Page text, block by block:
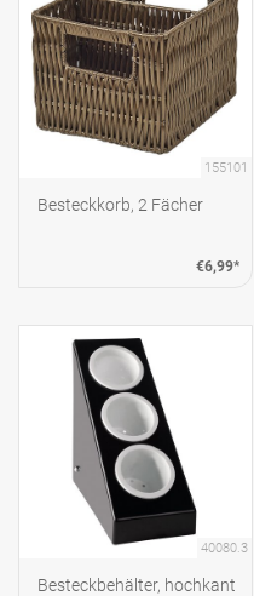
155101
Besteckkorb, 2 Fächer
€6,99*
40080.3
Besteckbehälter, hochkant